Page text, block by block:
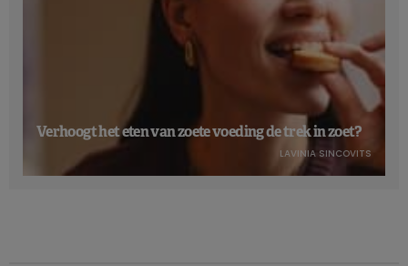
Verhoogt het eten van zoete voeding de trek in zoet?
LAVINIA SINCOVITS